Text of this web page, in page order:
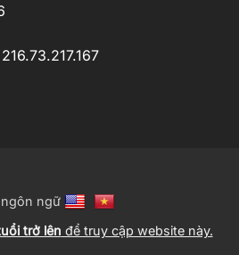
ngữ
trở lên để truy cập website này.